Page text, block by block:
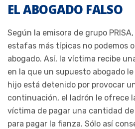
EL ABOGADO FALSO
Según la emisora de grupo
estafas más típicas no podemos
abogado. Así, la víctima recibe
en la que un supuesto abogado
hijo está detenido por provocar
continuación, el ladrón le ofrece
víctima de pagar una cantidad
para pagar la fianza. Sólo así